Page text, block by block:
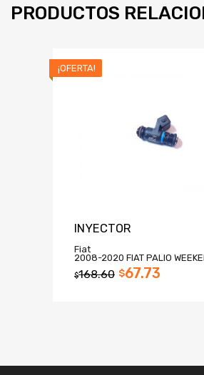
PRODUCTOS
¡OFERTA!
INYECTOR
Fiat
2008-2020 FIAT PALIO
$168.60 $67.73